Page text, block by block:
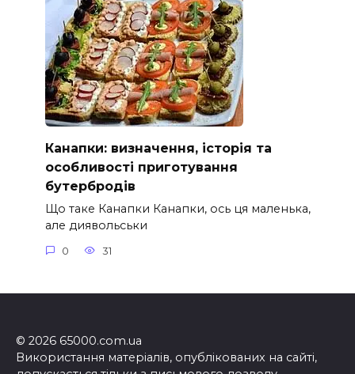
Канапки: визначення, історія та
особливості приготування
бутербродів
Що таке Канапки Канапки, ось ця маленька,
але диявольськи
0 31
© 2026 65000.com.ua
Використання матеріалів, опублікованих на сайті,